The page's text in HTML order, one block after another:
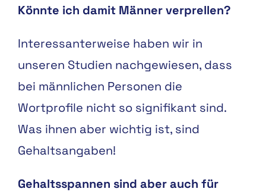
Könnte ich damit Männer verprellen?
Interessanterweise haben wir in
unseren Studien nachgewiesen, dass
bei männlichen Personen die
Wortprofile nicht so signifikant sind.
Was ihnen aber wichtig ist, sind
Gehaltsangaben!
Gehaltsspannen sind aber auch für